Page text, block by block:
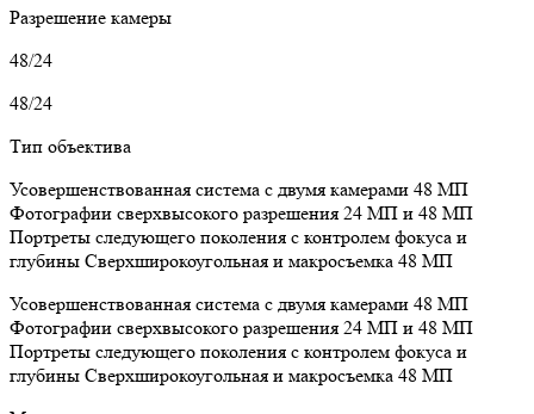
Разрешение камеры
48/24
48/24
Тип объектива
Усовершенствованная система с двумя камерами 48 МП
Фотографии сверхвысокого разрешения 24 МП и 48 МП
Портреты следующего поколения с контролем фокуса и
глубины Сверхширокоугольная и макросъемка 48 МП
Усовершенствованная система с двумя камерами 48 МП
Фотографии сверхвысокого разрешения 24 МП и 48 МП
Портреты следующего поколения с контролем фокуса и
глубины Сверхширокоугольная и макросъемка 48 МП